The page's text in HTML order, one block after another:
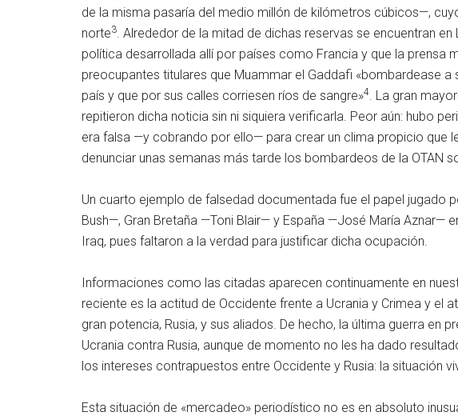
de la misma pasaría del medio millón de kilómetros cúbicos—,
norte3. Alrededor de la mitad de dichas reservas se encuentran en
política desarrollada allí por países como Francia y que la prensa
preocupantes titulares que Muammar el Gaddafi «bombardease a
país y que por sus calles corriesen ríos de sangre»4. La gran
repitieron dicha noticia sin ni siquiera verificarla. Peor aún: hubo
era falsa —y cobrando por ello— para crear un clima propicio que
denunciar unas semanas más tarde los bombardeos de la OTAN
Un cuarto ejemplo de falsedad documentada fue el papel jugado
Bush—, Gran Bretaña —Toni Blair— y España —José María Aznar—
Iraq, pues faltaron a la verdad para justificar dicha ocupación.
Informaciones como las citadas aparecen continuamente en
reciente es la actitud de Occidente frente a Ucrania y Crimea y el
gran potencia, Rusia, y sus aliados. De hecho, la última guerra en
Ucrania contra Rusia, aunque de momento no les ha dado
los intereses contrapuestos entre Occidente y Rusia: la situación
Esta situación de «mercadeo» periodístico no es en absoluto